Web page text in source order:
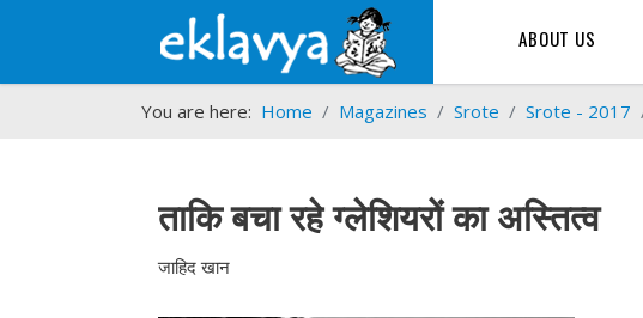
ABOUT US
You are here: Home Magazines Srote Srote - 2017
ताकि बचा रहे ग्लेशियरों का अस्तित्व
जाहिद खान